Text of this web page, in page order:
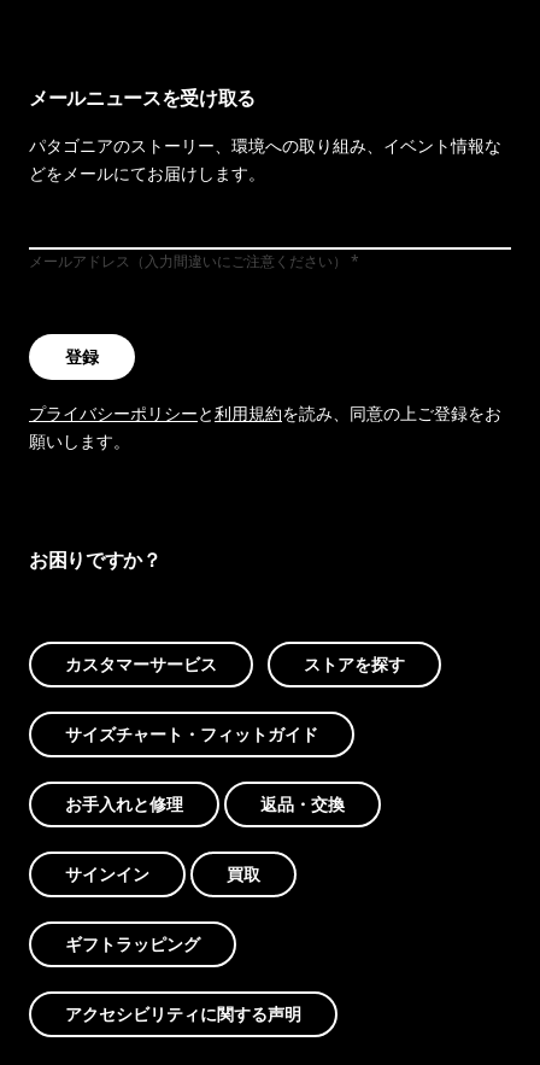
メールニュースを受け取る
パタゴニアのストーリー、環境への取り組み、イベント情報な
どをメールにてお届けします。
メールアドレス（入力間違いにご注意ください）
登録
プライバシーポリシーと利用規約を読み、同意の上ご登録をお
願いします。
お困りですか？
カスタマーサービス ストアを探す
サイズチャート・フィットガイド
お手入れと修理 返品・交換
サインイン 買取
ギフトラッピング
アクセシビリティに関する声明